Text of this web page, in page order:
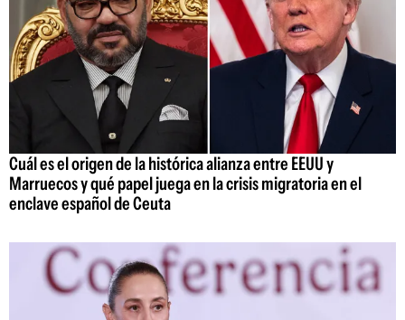
Cuál es el origen de la histórica alianza entre EEUU y
Marruecos y qué papel juega en la crisis migratoria en el
enclave español de Ceuta